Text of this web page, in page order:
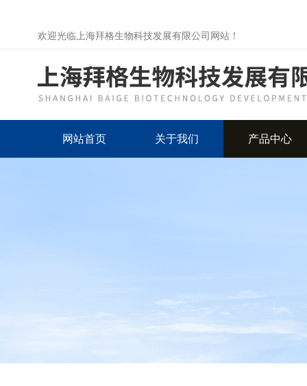
欢迎光临上海拜格生物科技发展有限公司网站！
网站首页 关于我们 产品中心